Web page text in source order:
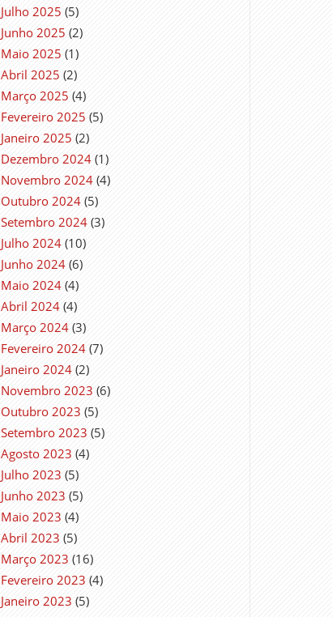
Julho 2025 (5)
Junho 2025 (2)
Maio 2025 (1)
Abril 2025 (2)
Março 2025 (4)
Fevereiro 2025 (5)
Janeiro 2025 (2)
Dezembro 2024 (1)
Novembro 2024 (4)
Outubro 2024 (5)
Setembro 2024 (3)
Julho 2024 (10)
Junho 2024 (6)
Maio 2024 (4)
Abril 2024 (4)
Março 2024 (3)
Fevereiro 2024 (7)
Janeiro 2024 (2)
Novembro 2023 (6)
Outubro 2023 (5)
Setembro 2023 (5)
Agosto 2023 (4)
Julho 2023 (5)
Junho 2023 (5)
Maio 2023 (4)
Abril 2023 (5)
Março 2023 (16)
Fevereiro 2023 (4)
Janeiro 2023 (5)